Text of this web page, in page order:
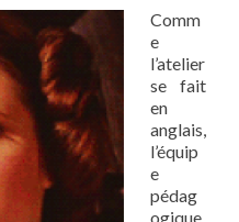
Comm
e
l’atelier
se fait
en
anglais,
l’équip
e
pédag
ogique